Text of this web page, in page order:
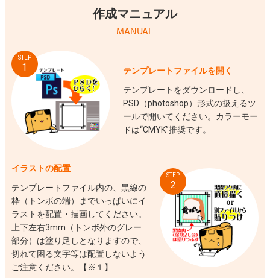
作成マニュアル
MANUAL
STEP
1
テンプレートファイルを開く
テンプレートをダウンロードし、
PSD（photoshop）形式の扱えるツ
ールで開いてください。カラーモー
ドは“CMYK”推奨です。
STEP
2
イラストの配置
テンプレートファイル内の、黒線の
枠（トンボの端）までいっぱいにイ
ラストを配置・描画してください。
上下左右3mm（トンボ外のグレー
部分）は塗り足しとなりますので、
切れて困る文字等は配置しないよう
ご注意ください。【※１】